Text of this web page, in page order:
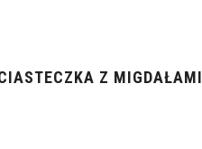
Z MIGDAŁAMI